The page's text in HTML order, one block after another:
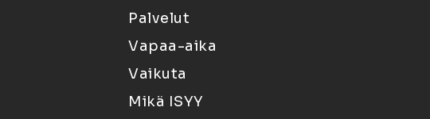
Palvelut
Vapaa-aika
Vaikuta
Mikä ISYY